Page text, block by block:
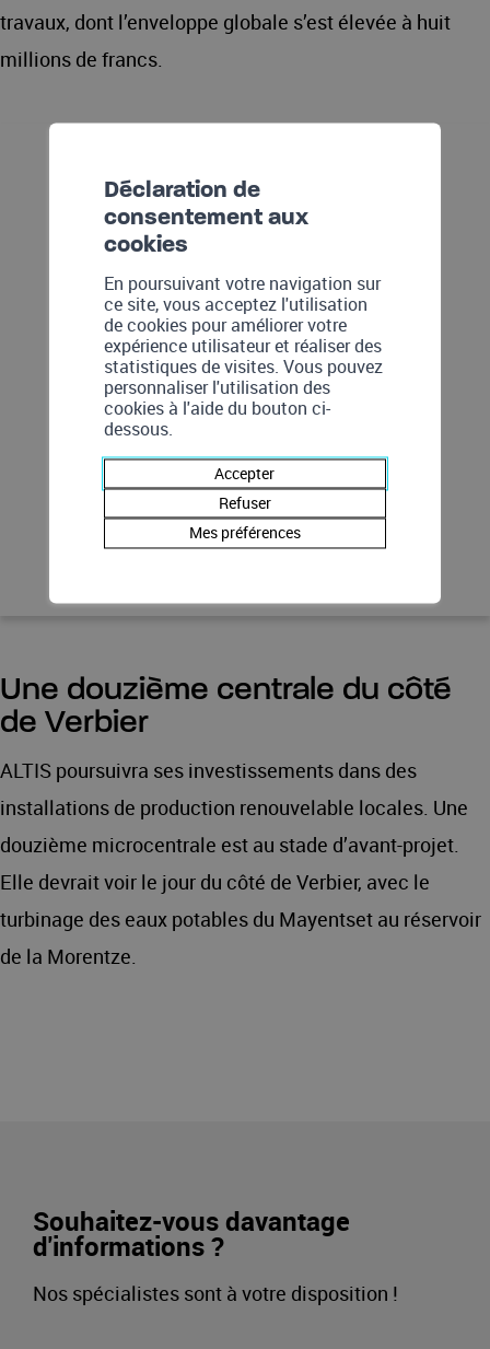
travaux, dont l’enveloppe globale s’est élevée à huit
millions de francs.
Cette installation est la deuxième
plus puissante gérée par ALTIS sur
le territoire communal
Pierre-André Gard, responsable
Énergies
Une douzième centrale du côté
de Verbier
ALTIS poursuivra ses investissements dans des
installations de production renouvelable locales. Une
douzième microcentrale est au stade d’avant-projet.
Elle devrait voir le jour du côté de Verbier, avec le
turbinage des eaux potables du Mayentset au réservoir
de la Morentze.
Souhaitez-vous davantage
d'informations ?
Nos spécialistes sont à votre disposition !
Déclaration de
consentement aux
cookies
En poursuivant votre navigation sur
ce site, vous acceptez l'utilisation
de cookies pour améliorer votre
expérience utilisateur et réaliser des
statistiques de visites. Vous pouvez
personnaliser l'utilisation des
cookies à l'aide du bouton ci-
dessous.
Accepter
Refuser
Mes préférences